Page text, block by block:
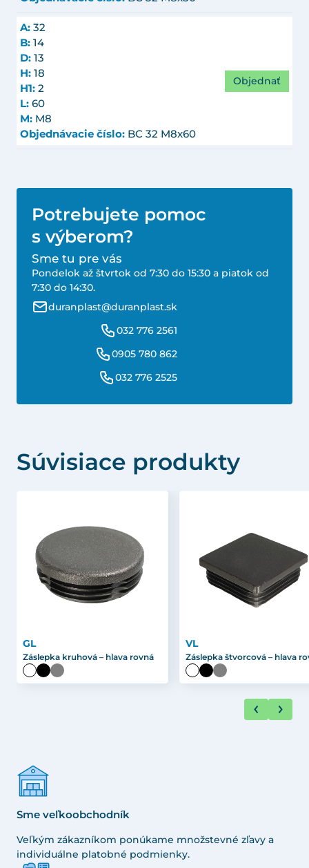
A: 32
B: 14
D: 13
H: 18
H1: 2
L: 60
M: M8
Objednávacie číslo: BC 32 M8x60
Objednať
Potrebujete pomoc
s výberom?
Sme tu pre vás
Pondelok až štvrtok od 7:30 do 15:30 a piatok od
7:30 do 14:30.
duranplast@duranplast.sk
032 776 2561
0905 780 862
032 776 2525
Súvisiace produkty
GL
Záslepka kruhová – hlava rovná
VL
Záslepka štvorcová – hlava
Sme veľkoobchodník
Veľkým zákazníkom ponúkame množstevné zľavy a
individuálne platobné podmienky.